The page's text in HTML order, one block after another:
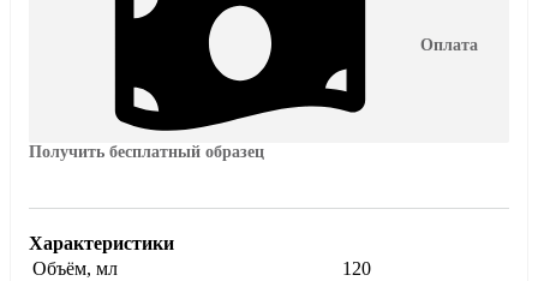
Получить бесплатный образец
Оплата
Характеристики
Объём, мл
120